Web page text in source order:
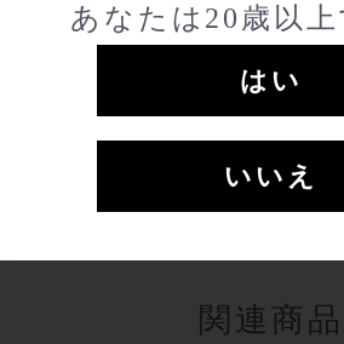
あなたは20歳以上
はい
いいえ
マイリストに登録する
関連商品